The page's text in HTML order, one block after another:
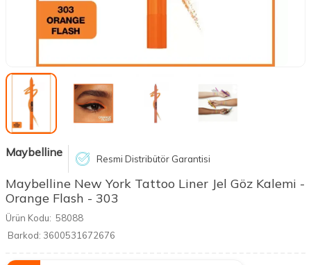
Maybelline Resmi Distribütör Garantisi
Maybelline New York Tattoo Liner Jel Göz Kalemi -
Orange Flash - 303
Ürün Kodu: 58088
Barkod: 3600531672676